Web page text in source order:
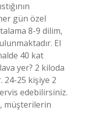
gün özel
8-9 dilim,
El
40 kat
yer? 2 kiloda
24-25 kişiye 2
edebilirsiniz.
müşterilerin